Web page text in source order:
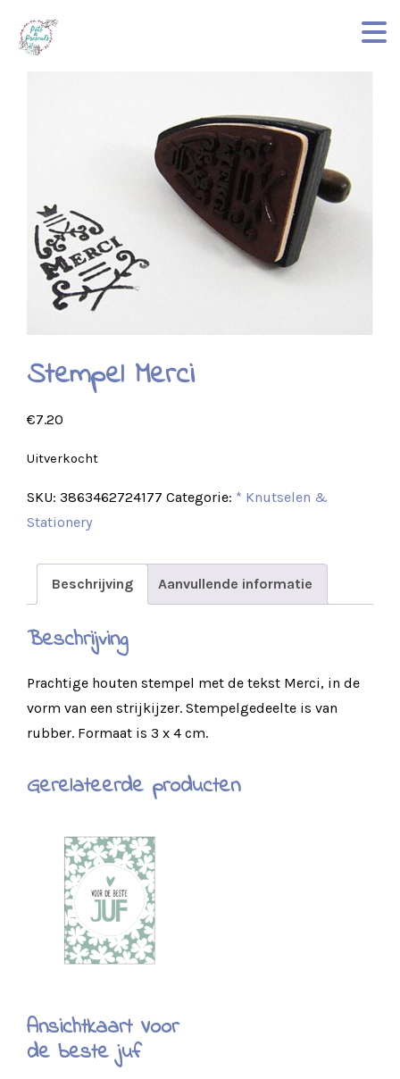
Stempel Merci
€7.20
Uitverkocht
SKU: 3863462724177 Categorie: * Knutselen &
Stationery
Beschrijving Aanvullende informatie
Beschrijving
Prachtige houten stempel met de tekst Merci, in de
vorm van een strijkijzer. Stempelgedeelte is van
rubber. Formaat is 3 x 4 cm.
Gerelateerde producten
Ansichtkaart Voor
de beste juf